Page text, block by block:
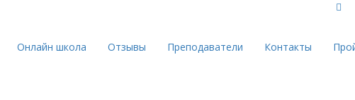
Онлайн школа Отзывы Преподаватели Контакты